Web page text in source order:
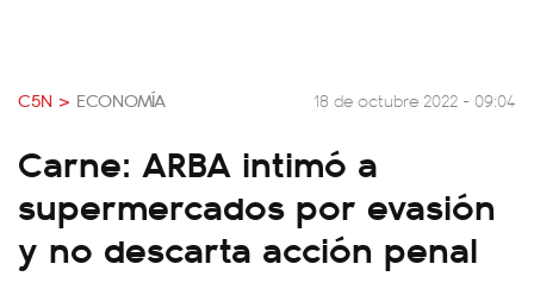
C5N > ECONOMÍA 18 de octubre 2022 - 09:04
Carne: ARBA intimó a
supermercados por evasión
y no descarta acción penal